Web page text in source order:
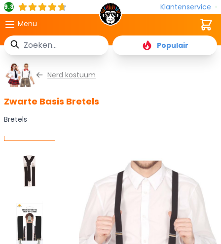
9.3
Klantenservice
Menu
Zoek
Populair
Cart
Nerd kostuum
Zwarte Basis Bretels
Bretels